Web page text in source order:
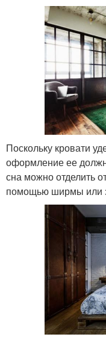
Поскольку кровати
оформление ее
сна можно отделить
помощью ширмы или